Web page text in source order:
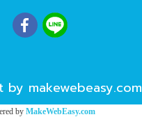
makewebeasy.com
by MakeWebEasy.com